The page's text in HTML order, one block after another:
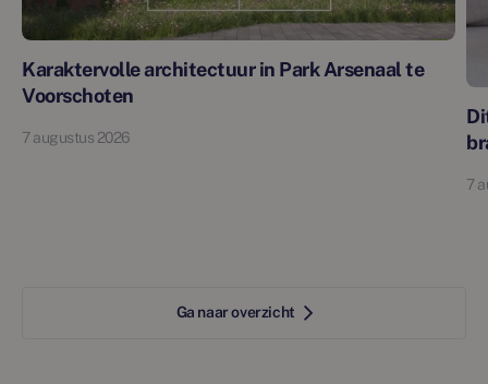
Karaktervolle architectuur in Park Arsenaal te
Voorschoten
7 augustus 2026
7
Ga naar overzicht